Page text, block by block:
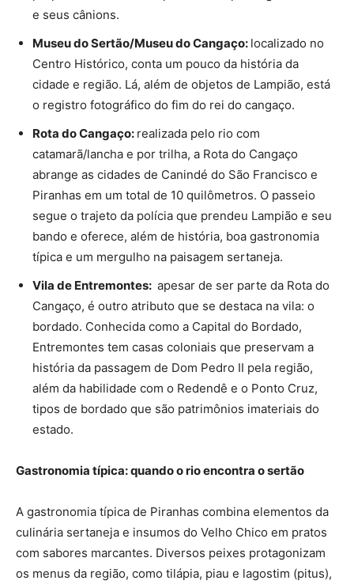
e seus cânions.
Museu do Sertão/Museu do Cangaço: localizado no
Centro Histórico, conta um pouco da história da
cidade e região. Lá, além de objetos de Lampião, está
o registro fotográfico do fim do rei do cangaço.
Rota do Cangaço: realizada pelo rio com
catamarã/lancha e por trilha, a Rota do Cangaço
abrange as cidades de Canindé do São Francisco e
Piranhas em um total de 10 quilômetros. O passeio
segue o trajeto da polícia que prendeu Lampião e seu
bando e oferece, além de história, boa gastronomia
típica e um mergulho na paisagem sertaneja.
Vila de Entremontes: apesar de ser parte da Rota do
Cangaço, é outro atributo que se destaca na vila: o
bordado. Conhecida como a Capital do Bordado,
Entremontes tem casas coloniais que preservam a
história da passagem de Dom Pedro II pela região,
além da habilidade com o Redendê e o Ponto Cruz,
tipos de bordado que são patrimônios imateriais do
estado.
Gastronomia típica: quando o rio encontra o sertão
A gastronomia típica de Piranhas combina elementos da
culinária sertaneja e insumos do Velho Chico em pratos
com sabores marcantes. Diversos peixes protagonizam
os menus da região, como tilápia, piau e lagostim (pitus),